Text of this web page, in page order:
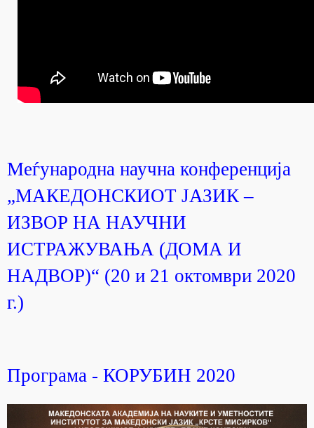
Меѓународна научна конференција
„МАКЕДОНСКИОТ ЈАЗИК –
ИЗВОР НА НАУЧНИ
ИСТРАЖУВАЊА (ДОМА И
НАДВОР)“ (20 и 21 октомври 2020
г.)
Програма - КОРУБИН 2020